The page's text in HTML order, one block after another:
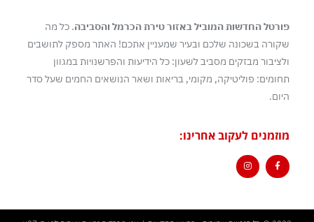
פורטל החדשות המוביל באזור טירת הכרמל והסביבה. כל מה
שקורה בשכונה שלכם ובעיר שמעניין אתכם! האתר מספק לתושבים
ולציבור מבזקים מסביב לשעון: כל הידיעות והפרשנויות במגוון
תחומים: פוליטיקה, מקומי, בריאות ושאר הנושאים החמים שעל סדר
היום.
מוזמנים לעקוב אחרינו: